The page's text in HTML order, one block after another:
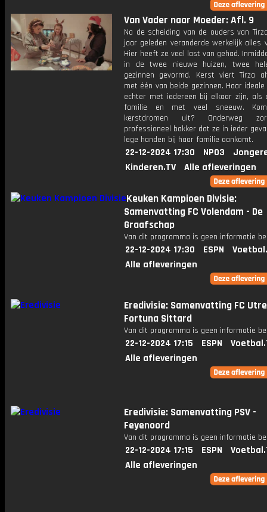
Van Vader naar Moeder: Afl. 9
Na de scheiding van de ouders van
jaar geleden veranderde werkelijk alles
Hier heeft ze veel last van gehad.
in de twee nieuwe huizen, twee
gezinnen gevormd. Kerst viert Tirza
met één van beide gezinnen. Haar
echter met iedereen bij elkaar zijn, als
familie en met veel sneeuw.
kerstdromen uit? Onderweg
professioneel bakker dat ze in ieder
lege handen bij haar familie aankomt.
22-12-2024 17:30 NPO3
Kinderen.TV
Alle afleveringen
Keuken Kampioen Divisie:
Samenvatting FC Volendam - De
Graafschap
Van dit programma is geen informatie
22-12-2024 17:30 ESPN
Alle afleveringen
Eredivisie: Samenvatting FC
Fortuna Sittard
Van dit programma is geen informatie
22-12-2024 17:15 ESPN
Alle afleveringen
Eredivisie: Samenvatting PSV -
Feyenoord
Van dit programma is geen informatie
22-12-2024 17:15 ESPN
Alle afleveringen